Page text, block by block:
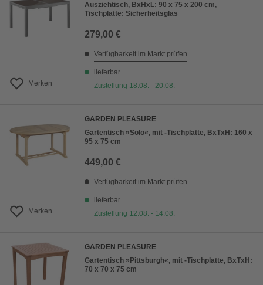
Merken
Ausziehtisch, BxHxL: 90 x 75 x 200 cm,
Tischplatte: Sicherheitsglas
279,00 €
Verfügbarkeit im Markt prüfen
lieferbar
Zustellung 18.08. - 20.08.
Merken
GARDEN PLEASURE
Gartentisch »Solo«, mit -Tischplatte, BxTxH: 160 x
95 x 75 cm
449,00 €
Verfügbarkeit im Markt prüfen
lieferbar
Zustellung 12.08. - 14.08.
GARDEN PLEASURE
Gartentisch »Pittsburgh«, mit -Tischplatte, BxTxH:
70 x 70 x 75 cm